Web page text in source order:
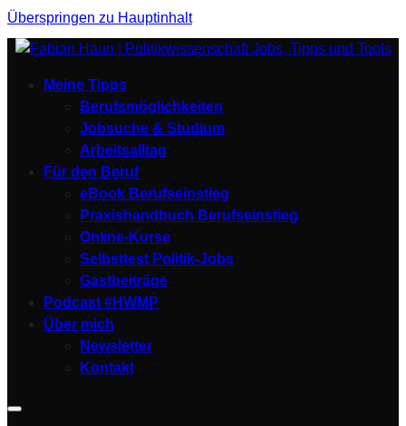
Überspringen zu Hauptinhalt
Meine Tipps
Berufsmöglichkeiten
Jobsuche & Studium
Arbeitsalltag
Für den Beruf
eBook Berufseinstieg
Praxishandbuch Berufseinstieg
Online-Kurse
Selbsttest Politik-Jobs
Gastbeiträge
Podcast #HWMP
Über mich
Newsletter
Kontakt